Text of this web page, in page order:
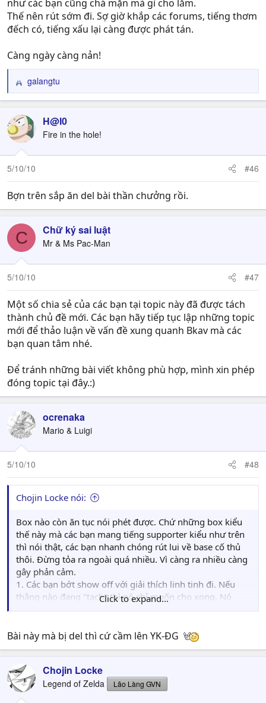
như các bạn cũng chả mặn mà gì cho lắm.
Thế nên rút sớm đi. Sợ giờ khắp các forums, tiếng thơm
đếch có, tiếng xấu lại càng được phát tán.
Càng ngày càng nản!
R
e
c
t
i
o
n
galangtu
H@l0
Fire in the hole!
5/10/10 #46
Bợn trên sắp ăn del bài thần chưởng rồi.
C Chữ ký sai luật
Mr & Ms Pac-Man
5/10/10 #47
Một số chia sẻ của các bạn tại topic này đã được tách
thành chủ đề mới. Các bạn hãy tiếp tục lập những topic
mới để thảo luận về vấn đề xung quanh Bkav mà các
bạn quan tâm nhé.
Để tránh những bài viết không phù hợp, mình xin phép
đóng topic tại đây.:)
ocrenaka
Mario & Luigi
5/10/10 #48
Chojin Locke nói:
Box nào còn ăn tục nói phét được. Chứ những box kiểu
thế này mà các bạn mang tiếng supporter kiểu như trên
thì nói thật, các bạn nhanh chóng rút lui về base cố thủ
thôi. Đừng tỏa ra ngoài quá nhiều. Vì càng ra nhiều càng
gây phản cảm.
1. Các bạn bớt show off với giải thích linh tinh đi. Nếu
thằng nào đang "tạch" thì nó chỉ muốn cho xong. Nó
đếch cần quan tâm rằng thì là mà tại sao. Thế nên tập
2. Các bạn cũng bớt dẫn link đi linh tinh đi. Ở đâu ráng
tập trung ở đấy. Mods Ctrl+C rồi Ctrl+V cái loạt hướng
Thích thì vứt luôn cái announcement.
3. Các bạn làm cái vẹo gì suốt ngày họ tên, điện thoại với
địa chỉ thế. Liên lạc? Các bạn xem ra rảnh nhỉ. Ba cái trò
Click to expand...
Bài này mà bị del thì cứ cầm lên YK-ĐG
Chojin Locke
Legend of Zelda Lão Làng GVN